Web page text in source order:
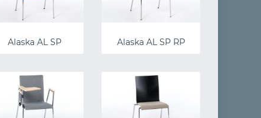
Alaska AL SP Alaska AL SP RP